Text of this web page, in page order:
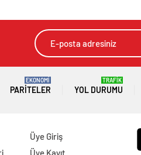
PARITELER
EKONOMİ
YOL DURUMU
TRAFİK
Üye Giriş
Üye Kayıt